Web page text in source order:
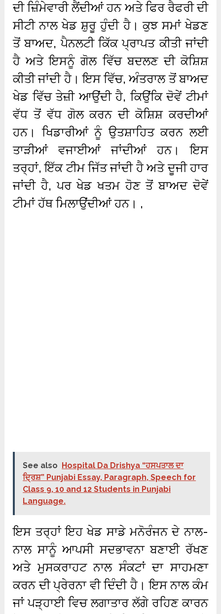
ਦੀ ਜ਼ਿੰਮੇਵਾਰੀ ਲੈਂਦੀਆਂ ਹਨ ਅਤੇ ਫਿਰ ਰੈਫਰੀ ਦੀ
ਸੀਟੀ ਨਾਲ ਖੇਡ ਸ਼ੁਰੂ ਹੁੰਦੀ ਹੈ। ਕੁਝ ਸਮਾਂ ਖੇਡਣ
ਤੋਂ ਬਾਅਦ, ਪੈਨਲਟੀ ਕਿੱਕ ਪ੍ਰਾਪਤ ਕੀਤੀ ਜਾਂਦੀ
ਹੈ ਅਤੇ ਇਸਨੂੰ ਗੋਲ ਵਿੱਚ ਬਦਲਣ ਦੀ ਕੋਸ਼ਿਸ਼
ਕੀਤੀ ਜਾਂਦੀ ਹੈ। ਇਸ ਵਿੱਚ, ਅੰਤਰਾਲ ਤੋਂ ਬਾਅਦ
ਖੇਡ ਵਿੱਚ ਤੇਜ਼ੀ ਆਉਂਦੀ ਹੈ, ਕਿਉਂਕਿ ਦੋਵੇਂ ਟੀਮਾਂ
ਵੱਧ ਤੋਂ ਵੱਧ ਗੋਲ ਕਰਨ ਦੀ ਕੋਸ਼ਿਸ਼ ਕਰਦੀਆਂ
ਹਨ। ਖਿਡਾਰੀਆਂ ਨੂੰ ਉਤਸ਼ਾਹਿਤ ਕਰਨ ਲਈ
ਤਾੜੀਆਂ ਵਜਾਈਆਂ ਜਾਂਦੀਆਂ ਹਨ। ਇਸ
ਤਰ੍ਹਾਂ, ਇੱਕ ਟੀਮ ਜਿੱਤ ਜਾਂਦੀ ਹੈ ਅਤੇ ਦੂਜੀ ਹਾਰ
ਜਾਂਦੀ ਹੈ, ਪਰ ਖੇਡ ਖਤਮ ਹੋਣ ਤੋਂ ਬਾਅਦ ਦੋਵੇਂ
ਟੀਮਾਂ ਹੱਥ ਮਿਲਾਉਂਦੀਆਂ ਹਨ। ,
See also
Hospital Da Drishya “ਹਸਪਤਾਲ ਦਾ
ਦ੍ਰਿਸ਼” Punjabi Essay, Paragraph, Speech for
Class 9, 10 and 12 Students in Punjabi
Language.
ਇਸ ਤਰ੍ਹਾਂ ਇਹ ਖੇਡ ਸਾਡੇ ਮਨੋਰੰਜਨ ਦੇ ਨਾਲ-
ਨਾਲ ਸਾਨੂੰ ਆਪਸੀ ਸਦਭਾਵਨਾ ਬਣਾਈ ਰੱਖਣ
ਅਤੇ ਮੁਸਕਰਾਹਟ ਨਾਲ ਸੰਕਟਾਂ ਦਾ ਸਾਹਮਣਾ
ਕਰਨ ਦੀ ਪ੍ਰੇਰਨਾ ਵੀ ਦਿੰਦੀ ਹੈ। ਇਸ ਨਾਲ ਕੰਮ
ਜਾਂ ਪੜ੍ਹਾਈ ਵਿਚ ਲਗਾਤਾਰ ਲੱਗੇ ਰਹਿਣ ਕਾਰਨ